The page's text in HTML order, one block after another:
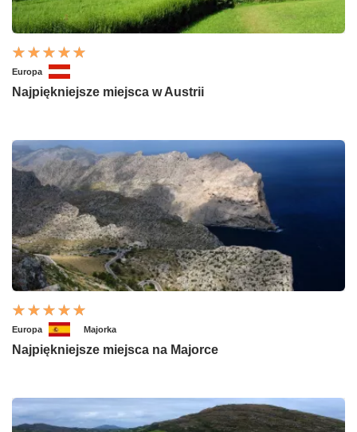
Europa
Najpiękniejsze miejsca w Austrii
Europa Majorka
Najpiękniejsze miejsca na Majorce